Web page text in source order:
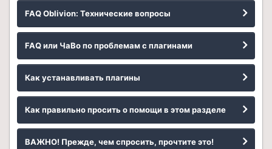
FAQ Oblivion: Технические вопросы
FAQ или ЧаВо по проблемам с плагинами
Как устанавливать плагины
Как правильно просить о помощи в этом разделе
ВАЖНО! Прежде, чем спросить, прочтите это!